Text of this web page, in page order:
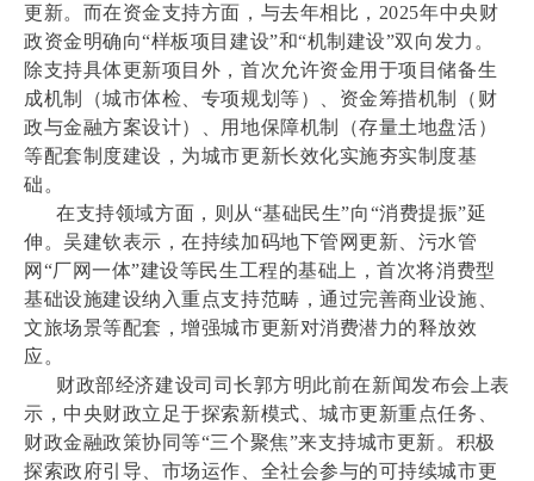
更新。而在资金支持方面，与去年相比，2025年中央财
政资金明确向“样板项目建设”和“机制建设”双向发力。
除支持具体更新项目外，首次允许资金用于项目储备生
成机制（城市体检、专项规划等）、资金筹措机制（财
政与金融方案设计）、用地保障机制（存量土地盘活）
等配套制度建设，为城市更新长效化实施夯实制度基
础。
在支持领域方面，则从“基础民生”向“消费提振”延
伸。吴建钦表示，在持续加码地下管网更新、污水管
网“厂网一体”建设等民生工程的基础上，首次将消费型
基础设施建设纳入重点支持范畴，通过完善商业设施、
文旅场景等配套，增强城市更新对消费潜力的释放效
应。
财政部经济建设司司长郭方明此前在新闻发布会上表
示，中央财政立足于探索新模式、城市更新重点任务、
财政金融政策协同等“三个聚焦”来支持城市更新。积极
探索政府引导、市场运作、全社会参与的可持续城市更